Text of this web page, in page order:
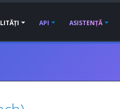
API ASISTENȚĂ